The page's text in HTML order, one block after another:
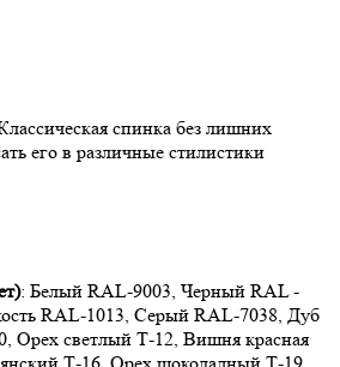
спинка без лишних
его в различные стилистики
: Белый RAL-9003, Черный RAL -
RAL-1013, Серый RAL-7038, Дуб
Орех светлый Т-12, Вишня красная